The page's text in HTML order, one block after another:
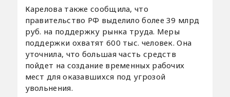
Карелова также сообщила, что
правительство РФ выделило более 39 млрд
руб. на поддержку рынка труда. Меры
поддержки охватят 600 тыс. человек. Она
уточнила, что большая часть средств
пойдет на создание временных рабочих
мест для оказавшихся под угрозой
увольнения.